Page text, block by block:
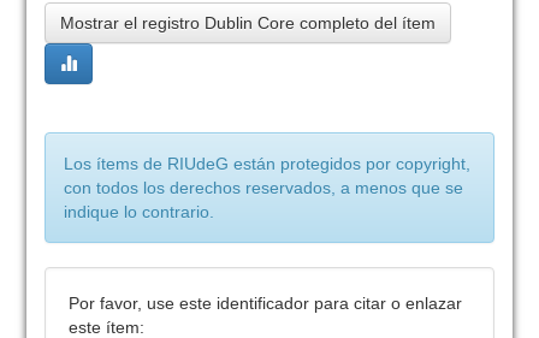
Mostrar el registro Dublin Core completo del ítem
Los ítems de RIUdeG están protegidos por copyright,
con todos los derechos reservados, a menos que se
indique lo contrario.
Por favor, use este identificador para citar o enlazar
este ítem: